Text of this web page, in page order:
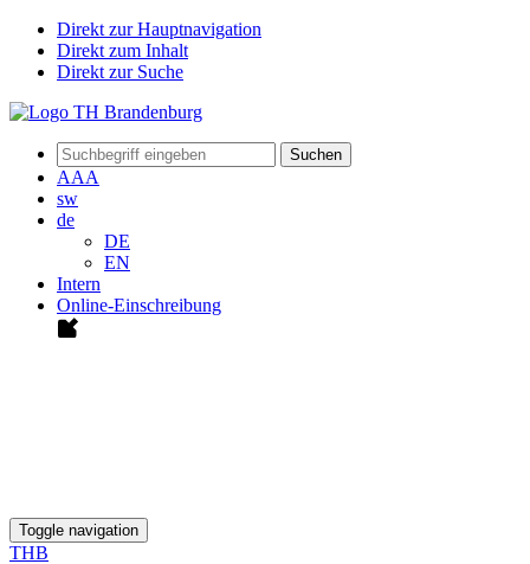
Direkt zur Hauptnavigation
Direkt zum Inhalt
Direkt zur Suche
Suchen
AAA
sw
de
DE
EN
Intern
Online-Einschreibung
Toggle navigation
THB